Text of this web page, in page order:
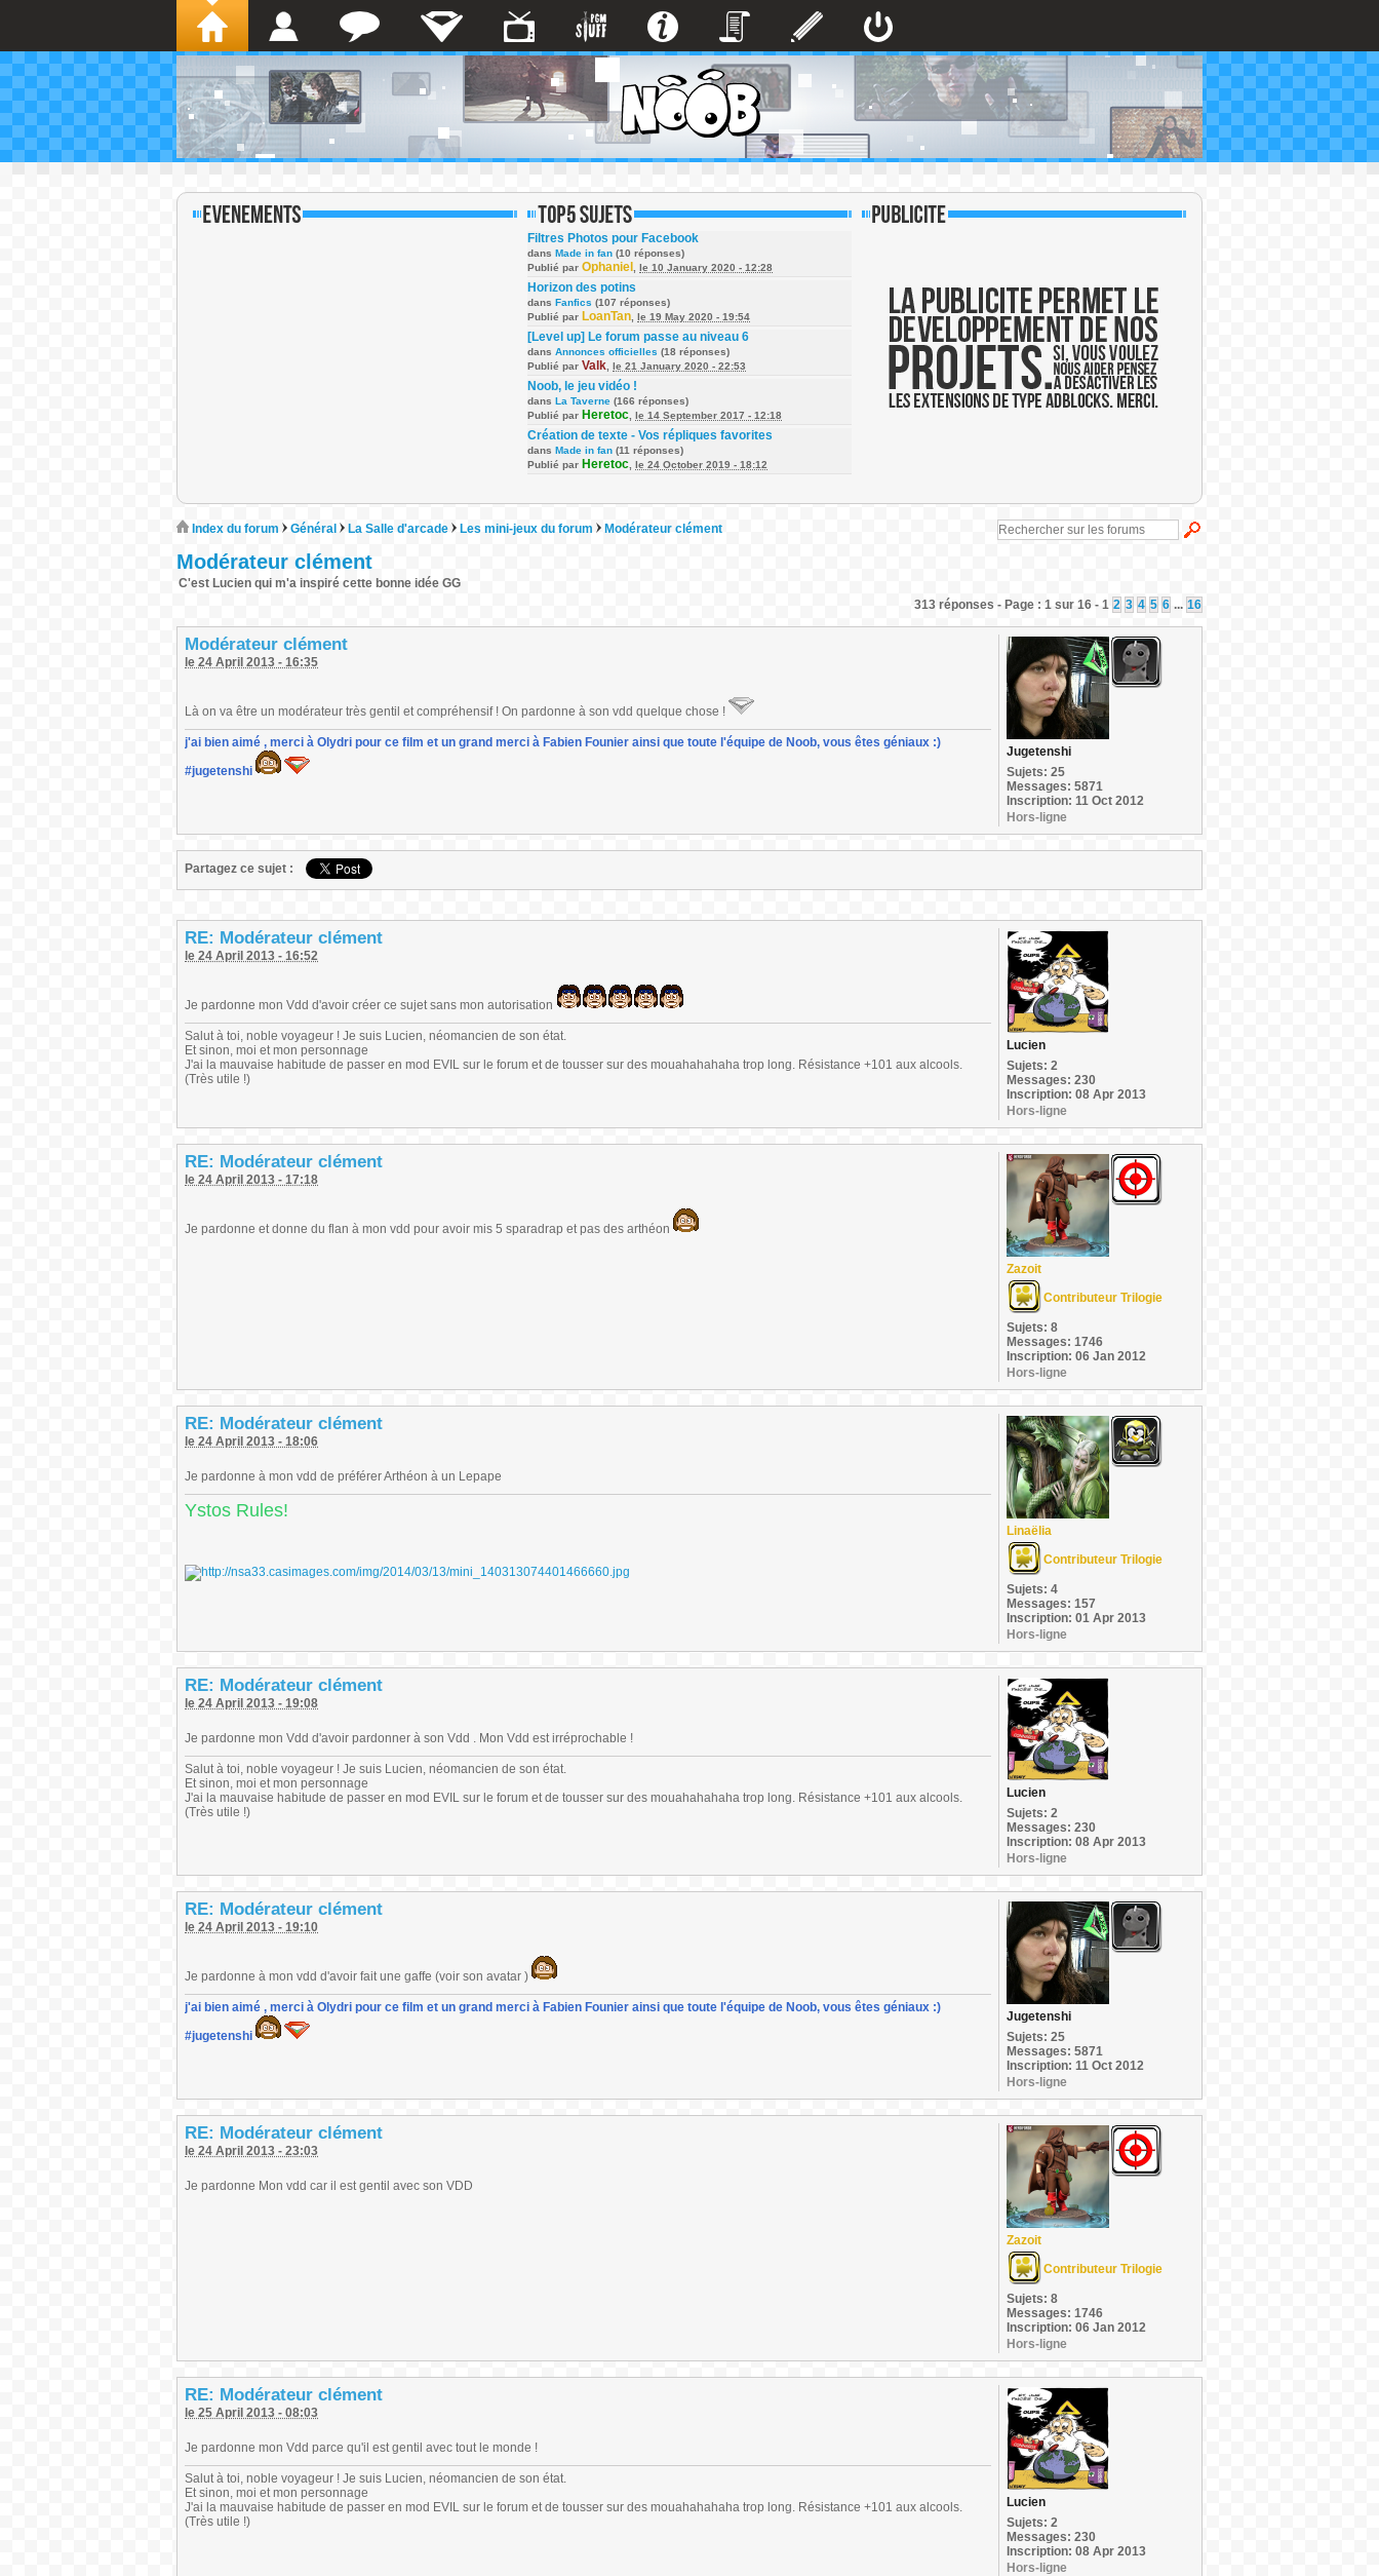
Filtres Photos pour Facebook
dans Made in fan (10 réponses)
Publié par Ophaniel le 10 January 2020 - 12:28
Horizon des potins
dans Fanfics (107 réponses)
Publié par LoanTan le 19 May 2020 - 19:54
[Level up] Le forum passe au niveau 6
dans Annonces officielles (18 réponses)
Publié par Valk le 21 January 2020 - 22:53
Noob, le jeu vidéo !
dans La Taverne (166 réponses)
Publié par Heretoc le 14 September 2017 - 12:18
Création de texte - Vos répliques favorites
dans Made in fan (11 réponses)
Publié par Heretoc le 24 October 2019 - 18:12
Index du forum Général La Salle d'arcade Les mini-jeux du forum Modérateur clément
Modérateur clément
C'est Lucien qui m'a inspiré cette bonne idée GG
313 réponses - Page : 1 sur 16 - 1 2 3 4 5 6 ... 16
Modérateur clément
le 24 April 2013 - 16:35
Là on va être un modérateur très gentil et compréhensif ! On pardonne à son vdd quelque chose !
j'ai bien aimé , merci à Olydri pour ce film et un grand merci à Fabien Founier ainsi que toute l'équipe de Noob, vous êtes géniaux :)
#jugetenshi
Jugetenshi
Sujets: 25
Messages: 5871
Inscription: 11 Oct 2012
Hors-ligne
Partagez ce sujet :
RE: Modérateur clément
le 24 April 2013 - 16:52
Je pardonne mon Vdd d'avoir créer ce sujet sans mon autorisation
Salut à toi, noble voyageur ! Je suis Lucien, néomancien de son état.
Et sinon, moi et mon personnage
J'ai la mauvaise habitude de passer en mod EVIL sur le forum et de tousser sur des mouahahahaha trop long. Résistance +101 aux alcools.
(Très utile !)
Lucien
Sujets: 2
Messages: 230
Inscription: 08 Apr 2013
Hors-ligne
RE: Modérateur clément
le 24 April 2013 - 17:18
Je pardonne et donne du flan à mon vdd pour avoir mis 5 sparadrap et pas des arthéon
Zazoit
Contributeur Trilogie
Sujets: 8
Messages: 1746
Inscription: 06 Jan 2012
Hors-ligne
RE: Modérateur clément
le 24 April 2013 - 18:06
Je pardonne à mon vdd de préférer Arthéon à un Lepape
Ystos Rules!
Linaëlia
Contributeur Trilogie
Sujets: 4
Messages: 157
Inscription: 01 Apr 2013
Hors-ligne
RE: Modérateur clément
le 24 April 2013 - 19:08
Je pardonne mon Vdd d'avoir pardonner à son Vdd . Mon Vdd est irréprochable !
Salut à toi, noble voyageur ! Je suis Lucien, néomancien de son état.
Et sinon, moi et mon personnage
J'ai la mauvaise habitude de passer en mod EVIL sur le forum et de tousser sur des mouahahahaha trop long. Résistance +101 aux alcools.
(Très utile !)
Lucien
Sujets: 2
Messages: 230
Inscription: 08 Apr 2013
Hors-ligne
RE: Modérateur clément
le 24 April 2013 - 19:10
Je pardonne à mon vdd d'avoir fait une gaffe (voir son avatar )
j'ai bien aimé , merci à Olydri pour ce film et un grand merci à Fabien Founier ainsi que toute l'équipe de Noob, vous êtes géniaux :)
#jugetenshi
Jugetenshi
Sujets: 25
Messages: 5871
Inscription: 11 Oct 2012
Hors-ligne
RE: Modérateur clément
le 24 April 2013 - 23:03
Je pardonne Mon vdd car il est gentil avec son VDD
Zazoit
Contributeur Trilogie
Sujets: 8
Messages: 1746
Inscription: 06 Jan 2012
Hors-ligne
RE: Modérateur clément
le 25 April 2013 - 08:03
Je pardonne mon Vdd parce qu'il est gentil avec tout le monde !
Salut à toi, noble voyageur ! Je suis Lucien, néomancien de son état.
Et sinon, moi et mon personnage
J'ai la mauvaise habitude de passer en mod EVIL sur le forum et de tousser sur des mouahahahaha trop long. Résistance +101 aux alcools.
(Très utile !)
Lucien
Sujets: 2
Messages: 230
Inscription: 08 Apr 2013
Hors-ligne